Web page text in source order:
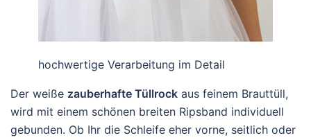
hochwertige Verarbeitung im Detail
Der weiße zauberhafte Tüllrock aus feinem Brauttüll,
wird mit einem schönen breiten Ripsband individuell
gebunden. Ob Ihr die Schleife eher vorne, seitlich oder